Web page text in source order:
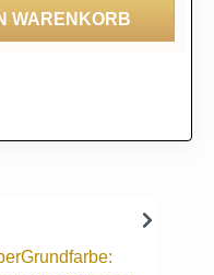
gewünschten
WARENKORB